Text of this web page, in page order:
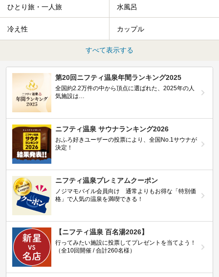
ひとり旅・一人旅 水風呂
冷え性 カップル
すべて表示する
第20回ニフティ温泉年間ランキング2025
全国約2.2万件の中から頂点に選ばれた、2025年の人
気施設は…
ニフティ温泉 サウナランキング2026
おふろ好きユーザーの投票により、全国No.1サウナが
決定！
ニフティ温泉プレミアムクーポン
ノジマモバイル会員向け 通常よりもお得な「特別価
格」で人気の温泉を満喫できる！
【ニフティ温泉 百名湯2026】
行ってみたい施設に投票してプレゼントを当てよう！
（全10回開催 / 合計260名様）